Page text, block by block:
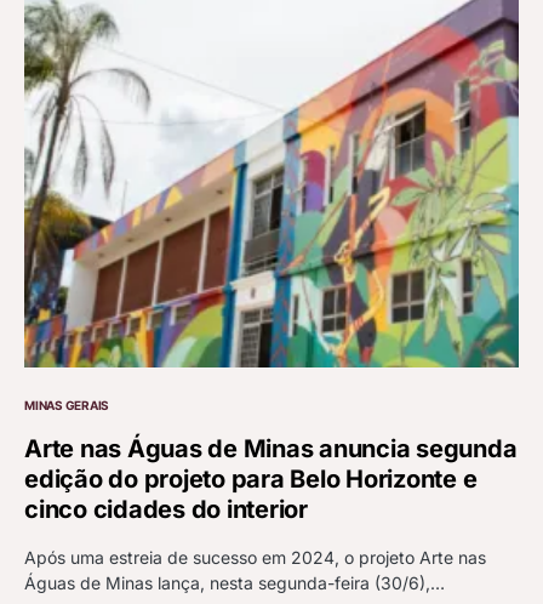
MINAS GERAIS
Arte nas Águas de Minas anuncia segunda
edição do projeto para Belo Horizonte e
cinco cidades do interior
Após uma estreia de sucesso em 2024, o projeto Arte nas
Águas de Minas lança, nesta segunda-feira (30/6),…